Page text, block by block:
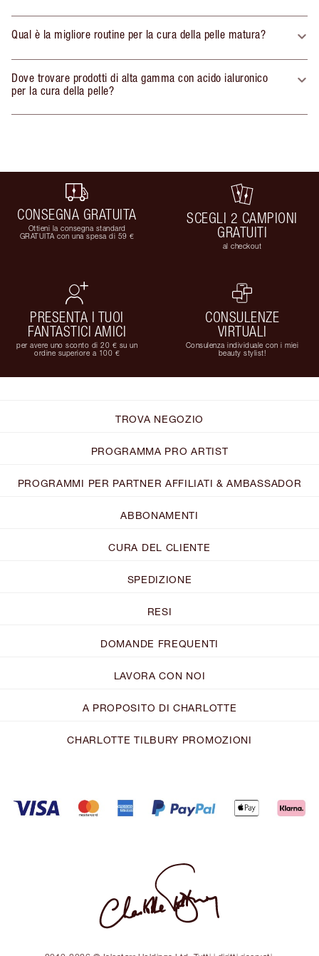
Qual è la migliore routine per la cura della pelle matura?
Dove trovare prodotti di alta gamma con acido ialuronico
per la cura della pelle?
CONSEGNA GRATUITA
Ottieni la consegna standard
GRATUITA con una spesa di 59 €
SCEGLI 2 CAMPIONI
GRATUITI
al checkout
PRESENTA I TUOI
FANTASTICI AMICI
per avere uno sconto di 20 € su un
ordine superiore a 100 €
CONSULENZE
VIRTUALI
Consulenza individuale con i miei
beauty stylist!
TROVA NEGOZIO
PROGRAMMA PRO ARTIST
PROGRAMMI PER PARTNER AFFILIATI & AMBASSADOR
ABBONAMENTI
CURA DEL CLIENTE
SPEDIZIONE
RESI
DOMANDE FREQUENTI
LAVORA CON NOI
A PROPOSITO DI CHARLOTTE
CHARLOTTE TILBURY PROMOZIONI